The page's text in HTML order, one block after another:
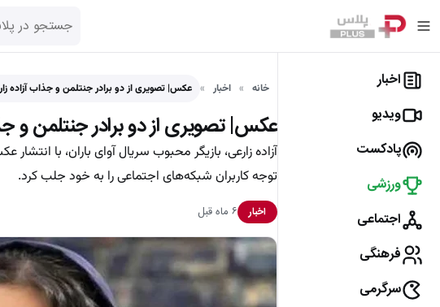
اخبار
ویدیو
پادکست
ورزشی
اجتماعی
فرهنگی
سرگرمی
خانه اخبار عکس| تصویری از دو برادر جنتلمن و جذاب آزاده
عکس| تصویری از دو برادر جنتلمن و
آزاده زارعی، بازیگر محبوب سریال آوای باران، با
توجه کاربران شبکه‌های اجتماعی را به خود جلب کرد.
اخبار ۶ ماه قبل